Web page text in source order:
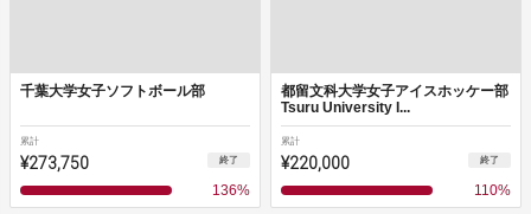
千葉大学女子ソフトボール部
累計
¥273,750 終了
136%
都留文科大学女子アイスホッケー部
Tsuru University I...
累計
¥220,000 終了
110%